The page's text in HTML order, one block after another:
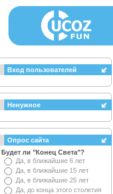
Вход пользователей
Ненужное
Опрос сайта
Будет ли "Конец Света"?
Да, в ближайшие 6 лет
Да, в ближайшие 15 лет
Да, в ближайшие 25 лет
Да, до конца этого столетия